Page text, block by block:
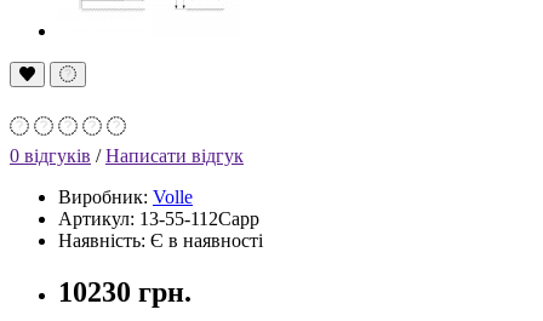
0 відгуків /Написати відгук
Виробник: Volle
Артикул: 13-55-112Capp
Наявність: Є в наявності
10230 грн.